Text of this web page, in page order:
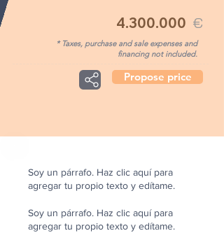
4.300.000 €
* Taxes, purchase and sale expenses and
financing not included.
Propose price
Soy un párrafo. Haz clic aquí para
agregar tu propio texto y edítame.
Soy un párrafo. Haz clic aquí para
agregar tu propio texto y edítame.